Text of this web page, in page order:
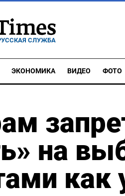
СЛУЖБА
ЭКОНОМИКА ВИДЕО ФОТО
на
как